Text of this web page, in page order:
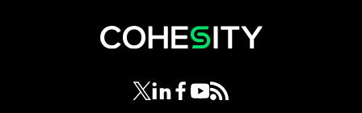
新しいタブで開く
新しいタブで開く
新しいタブで開く
新しいタブで開く
新しいタブで開く